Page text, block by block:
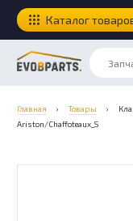
Каталог
Главная › Товары ›
Ariston/Chaffoteaux_S